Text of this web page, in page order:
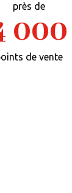
près de
000
de vente